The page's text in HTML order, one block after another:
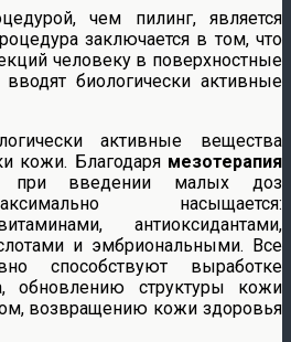
чем пилинг, является
заключается в том, что
человеку в поверхностные
биологически активные
активные вещества
кожи. Благодаря мезотерапия
введении малых доз
насыщается:
антиоксидантами,
и эмбриональными. Все
способствуют выработке
обновлению структуры кожи
возвращению кожи здоровья